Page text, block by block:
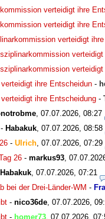
verteidigt ihre
verteidigt ihre
verteidigt
ihre Entscheidun -
ihre Entscheidung -
07.07.2026, 08:27
- Habakuk 07.07.2026, 08:58
- Ulrich 07.07.2026, 07:29
26 - markus93
Habakuk 07.07.2026, 07:21
bei der Drei-Länder-WM -
- nico36de 07.07.2026,
- homer73 07.07.2026,